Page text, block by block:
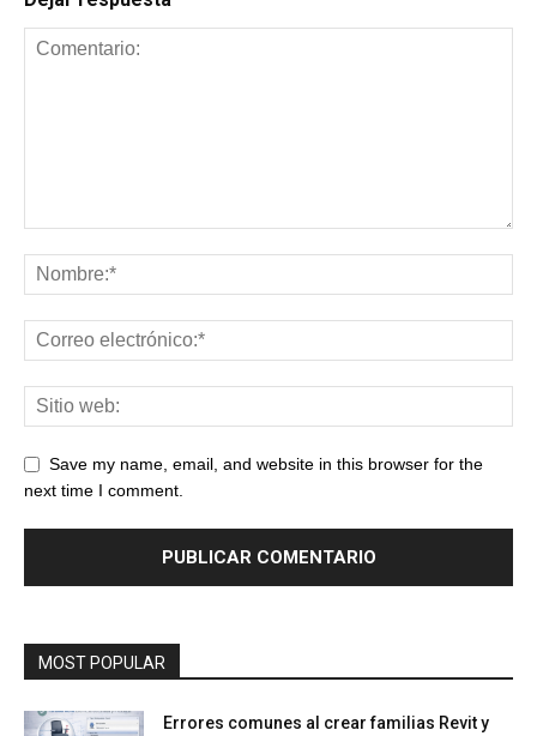
Save my name, email, and website in this browser for the
next time I comment.
MOST POPULAR
Errores comunes al crear familias Revit y